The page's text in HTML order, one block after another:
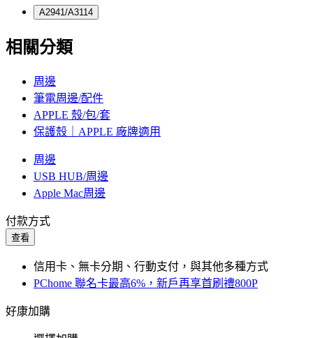
A2941/A3114
相關分類
周邊
筆電周邊/配件
APPLE 殼/包/套
保護殼｜APPLE 廠牌適用
周邊
USB HUB/周邊
Apple Mac周邊
付款方式
查看
信用卡、無卡分期、行動支付，與其他多種方式
PChome 聯名卡最高6%，新戶再享首刷禮800P
好康加購